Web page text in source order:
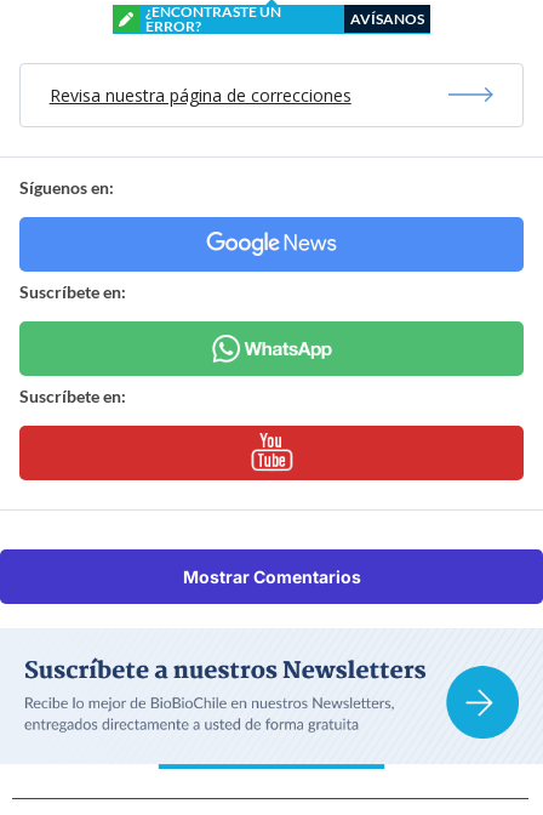
¿ENCONTRASTE UN
ERROR?
AVÍSANOS
Revisa nuestra página de correcciones
Síguenos en:
Suscríbete en:
Suscríbete en:
Mostrar Comentarios